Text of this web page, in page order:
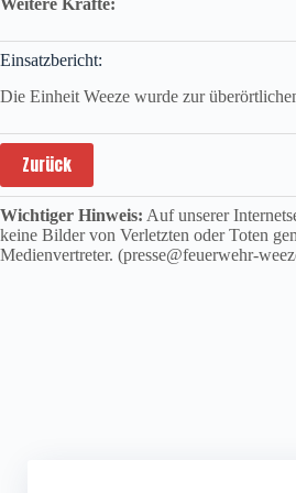
Weitere Kräfte:
Einsatzbericht:
Die Einheit Weeze wurde zur
Zurück
Wichtiger Hinweis: Auf unserer
keine Bilder von Verletzten oder Toten
Medienvertreter. (presse@feuerwehr-